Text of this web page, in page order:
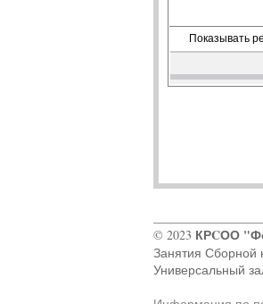
Показывать
© 2023 КРCОО
Занятия Сборной
Универсальный